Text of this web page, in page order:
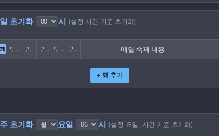
초기화 시 (설정 시간 기준 초기화)
부캐1 부캐2 부캐3부캐4부캐5 매일 숙제 내용
+ 행 추가
초기화 요일 시 (설정 요일, 시간 기준 초기화)